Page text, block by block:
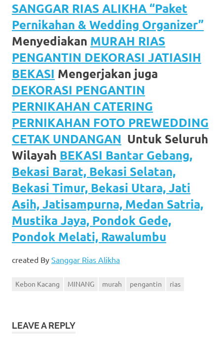
SANGGAR RIAS ALIKHA “Paket
Pernikahan & Wedding Organizer”
Menyediakan MURAH RIAS
PENGANTIN DEKORASI JATIASIH
BEKASI Mengerjakan juga
DEKORASI PENGANTIN
PERNIKAHAN CATERING
PERNIKAHAN FOTO PREWEDDING
CETAK UNDANGAN Untuk Seluruh
Wilayah BEKASI Bantar Gebang,
Bekasi Barat, Bekasi Selatan,
Bekasi Timur, Bekasi Utara, Jati
Asih, Jatisampurna, Medan Satria,
Mustika Jaya, Pondok Gede,
Pondok Melati, Rawalumbu
created By Sanggar Rias Alikha
Kebon Kacang MINANG murah pengantin rias
LEAVE A REPLY